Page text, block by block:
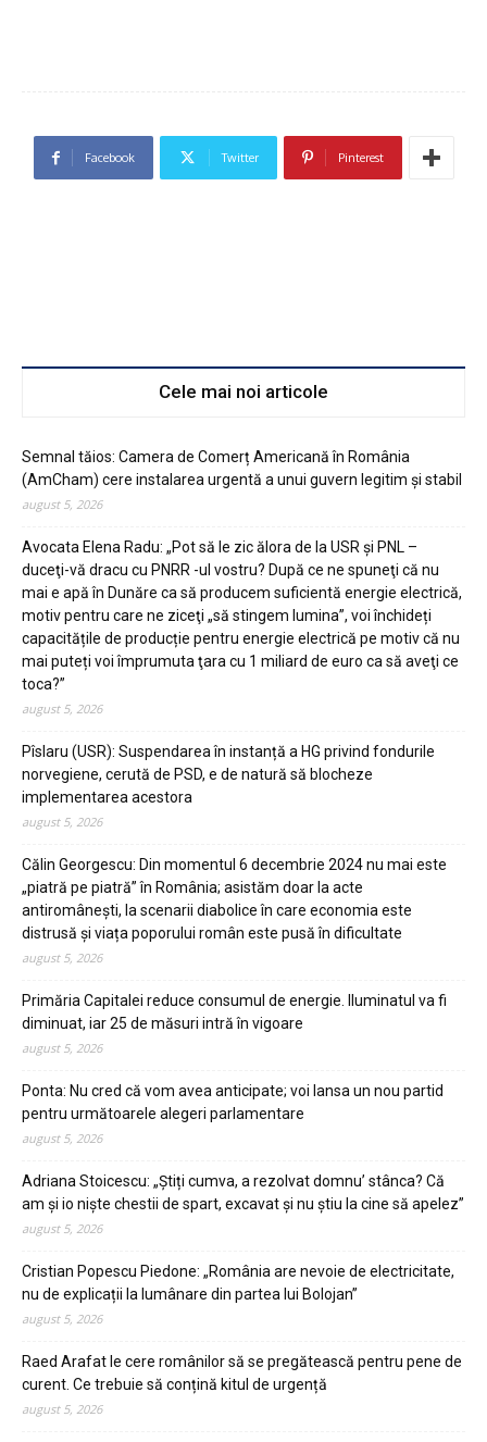
Facebook Twitter Pinterest
Cele mai noi articole
Semnal tăios: Camera de Comerț Americană în România
(AmCham) cere instalarea urgentă a unui guvern legitim şi stabil
august 5, 2026
Avocata Elena Radu: „Pot să le zic ălora de la USR şi PNL –
duceţi-vă dracu cu PNRR -ul vostru? După ce ne spuneţi că nu
mai e apă în Dunăre ca să producem suficientă energie electrică,
motiv pentru care ne ziceţi „să stingem lumina”, voi închideți
capacitățile de producție pentru energie electrică pe motiv că nu
mai puteți voi împrumuta ţara cu 1 miliard de euro ca să aveţi ce
toca?”
august 5, 2026
Pîslaru (USR): Suspendarea în instanță a HG privind fondurile
norvegiene, cerută de PSD, e de natură să blocheze
implementarea acestora
august 5, 2026
Călin Georgescu: Din momentul 6 decembrie 2024 nu mai este
„piatră pe piatră” în România; asistăm doar la acte
antiromânești, la scenarii diabolice în care economia este
distrusă și viața poporului român este pusă în dificultate
august 5, 2026
Primăria Capitalei reduce consumul de energie. Iluminatul va fi
diminuat, iar 25 de măsuri intră în vigoare
august 5, 2026
Ponta: Nu cred că vom avea anticipate; voi lansa un nou partid
pentru următoarele alegeri parlamentare
august 5, 2026
Adriana Stoicescu: „Știți cumva, a rezolvat domnu’ stânca? Că
am și io niște chestii de spart, excavat și nu știu la cine să apelez”
august 5, 2026
Cristian Popescu Piedone: „România are nevoie de electricitate,
nu de explicații la lumânare din partea lui Bolojan”
august 5, 2026
Raed Arafat le cere românilor să se pregătească pentru pene de
curent. Ce trebuie să conțină kitul de urgență
august 5, 2026